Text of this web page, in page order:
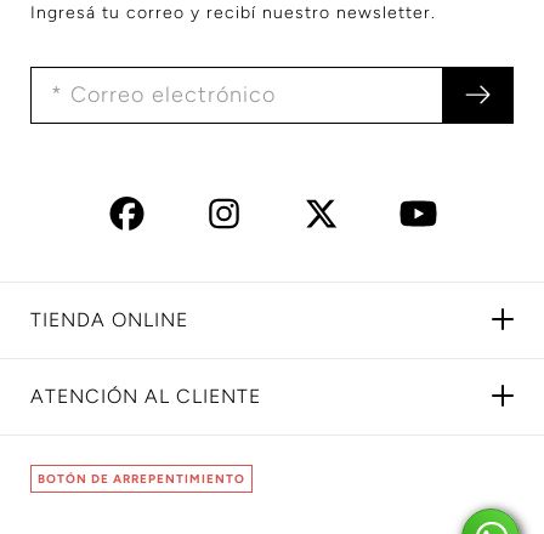
Ingresá tu correo y recibí nuestro newsletter.
TIENDA ONLINE
ATENCIÓN AL CLIENTE
BOTÓN DE ARREPENTIMIENTO